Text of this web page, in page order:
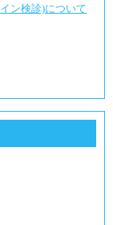
ン検診)について